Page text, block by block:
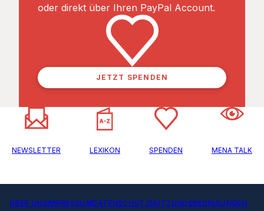
oder direkt über Ihren PayPal Account.
JETZT SPENDEN
NEWSLETTER LEXIKON SPENDEN MENA TALK
ÜBER UNSIMPRESSUMDATENSCHUTZNUTZUNGSBEDINGUNGEN